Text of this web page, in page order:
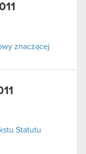
znaczącej
Statutu